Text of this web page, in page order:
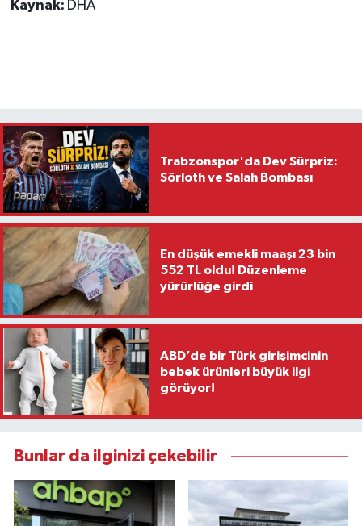
Kaynak: DHA
Trabzonspor'da Dev Sürpriz:
Sörloth ve Salah Bombası
En düşük emekli maaşı 23 bin
552 TL oldu! Düzenleme
yürürlüğe girdi
ABD’de bir Türk girişimcinin
bebek ürünleri büyük ilgi
görüyor!
Bunlar da ilginizi çekebilir